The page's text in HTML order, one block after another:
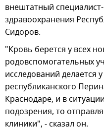
внештатный
здравоохранения
Сидоров.
"Кровь берется у всех
родовспомогательных
исследований делается
республиканского
Краснодаре, и в
подозрения, то
клиники", - сказал он.